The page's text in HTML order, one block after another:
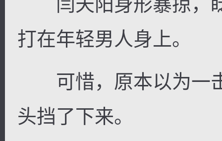
打在年轻男人身上。
可惜，原本以为一
头挡了下来。